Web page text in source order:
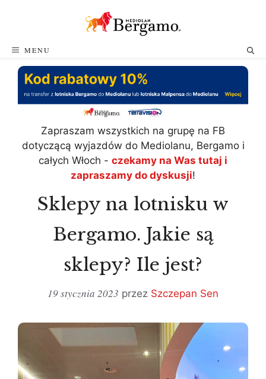
MENU
Zapraszam wszystkich na grupę na FB
dotyczącą wyjazdów do Mediolanu, Bergamo i
całych Włoch - czekamy na Was tutaj i
zapraszamy do dyskusji!
Sklepy na lotnisku w
Bergamo. Jakie są
sklepy? Ile jest?
19 stycznia 2023 przez Szczepan Sen